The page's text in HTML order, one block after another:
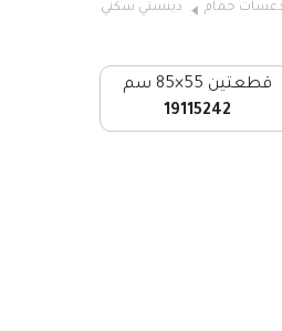
دعسات حمام دينستي سكني
قطعتين 55×85 سم
19115242